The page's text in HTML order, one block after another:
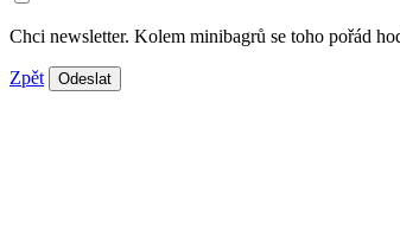
Chci newsletter. Kolem minibagrů se toho pořád
Zpět Odeslat